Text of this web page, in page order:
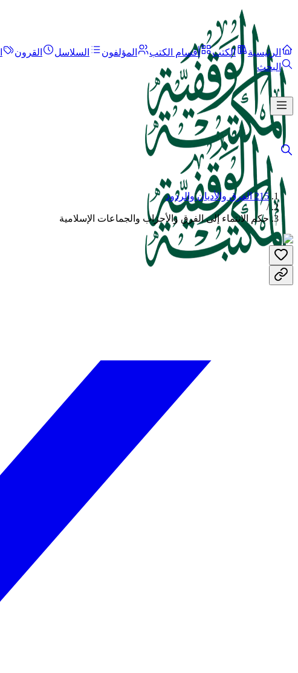
الرئيسية الكتب أقسام الكتب المؤلفون السلاسل القرون
البحث
215 الفرق والأديان والردود
/
حكم الانتماء إلى الفرق والأحزاب والجماعات الإسلامية